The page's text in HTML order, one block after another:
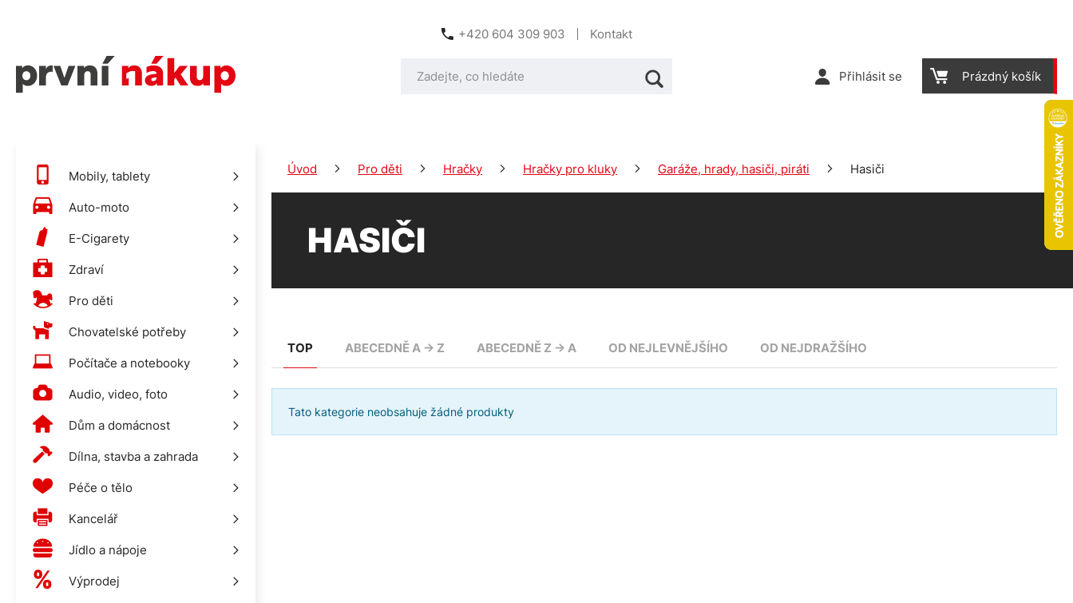
Přihlásit se Prázdný košík
+420 604 309 903 Kontakt
Úvod Pro děti Hračky Hračky pro kluky Garáže, hrady, hasiči, piráti Hasiči
HASIČI
TOP ABECEDNĚ A -> Z ABECEDNĚ Z -> A OD NEJLEVNĚJŠÍHO OD NEJDRAŽŠÍHO
Tato kategorie neobsahuje žádné produkty
Mobily, tablety
Auto-moto
E-Cigarety
Zdraví
Pro děti
Chovatelské potřeby
Počítače a notebooky
Audio, video, foto
Dům a domácnost
Dílna, stavba a zahrada
Péče o tělo
Kancelář
Jídlo a nápoje
Výprodej